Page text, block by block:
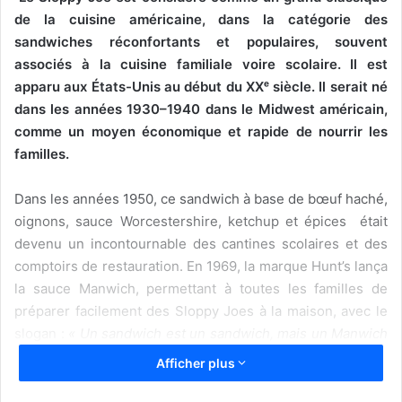
de la cuisine américaine, dans la catégorie des
sandwiches réconfortants et populaires, souvent
associés à la cuisine familiale voire scolaire. Il est
apparu aux États-Unis au début du XXᵉ siècle. Il serait né
dans les années 1930–1940 dans le Midwest américain,
comme un moyen économique et rapide de nourrir les
familles.
Dans les années 1950, ce sandwich à base de bœuf haché,
oignons, sauce Worcestershire, ketchup et épices était
devenu un incontournable des cantines scolaires et des
comptoirs de restauration. En 1969, la marque Hunt’s lança
la sauce Manwich, permettant à toutes les familles de
préparer facilement des Sloppy Joes à la maison, avec le
Cependant, son origine exacte fait débat
et trois histoires s’affrontent…
Afficher plus